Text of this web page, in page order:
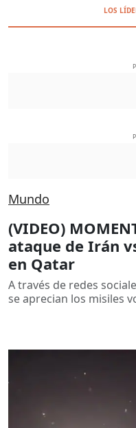
LOS
Mundo
(VIDEO)
ataque de Irán
en Qatar
A través de redes
se aprecian los misiles